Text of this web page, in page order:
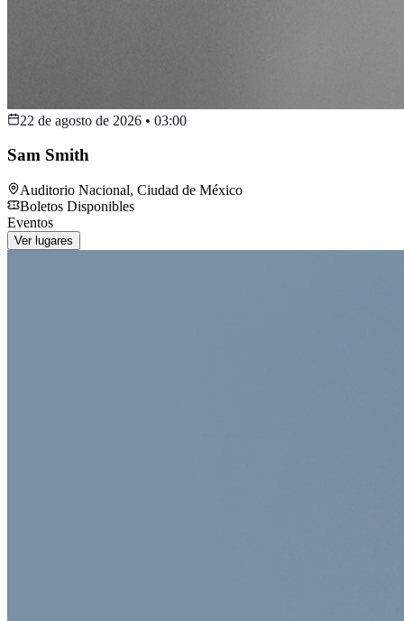
22 de agosto de 2026 • 03:00
Sam Smith
Auditorio Nacional, Ciudad de México
Boletos Disponibles
Eventos
Ver lugares